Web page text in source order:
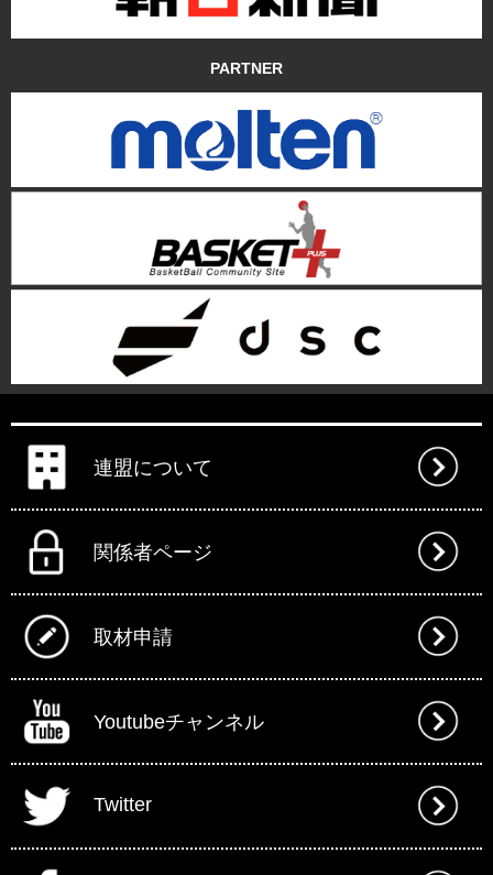
PARTNER
連盟について
関係者ページ
取材申請
Youtubeチャンネル
Twitter